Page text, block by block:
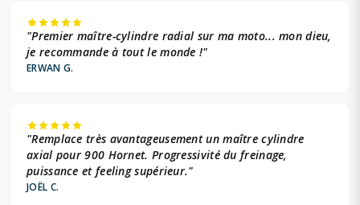
"Premier maître-cylindre radial sur ma moto... mon dieu,
je recommande à tout le monde !"
ERWAN G.
"Remplace très avantageusement un maître cylindre
axial pour 900 Hornet. Progressivité du freinage,
puissance et feeling supérieur."
JOËL C.